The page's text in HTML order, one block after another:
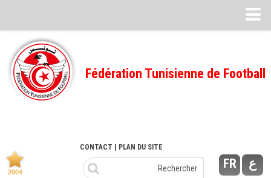
Feuille de match
FMI – 2022/2023
Ligue I – 2022/2023
Ligue I – 2020/2021
Fédération Tunisienne de Football
FR ع
CONTACT | PLAN DU SITE